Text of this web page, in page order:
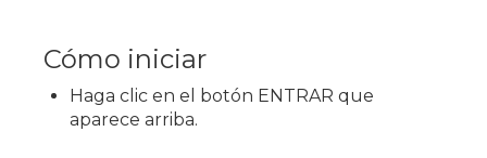
Cómo iniciar
Haga clic en el botón ENTRAR que
aparece arriba.